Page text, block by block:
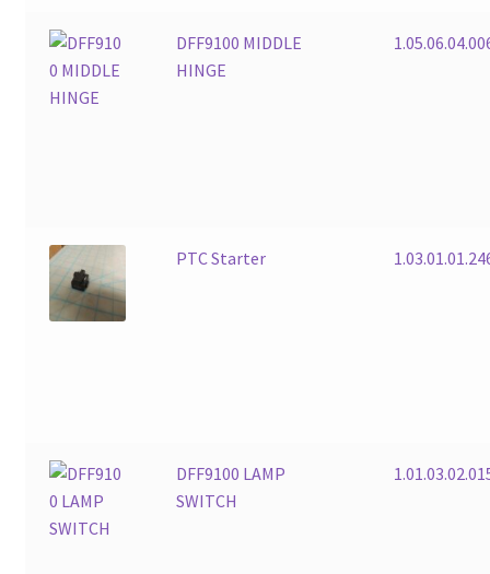
DFF9100 MIDDLE
HINGE
PTC Starter
DFF9100 LAMP
SWITCH